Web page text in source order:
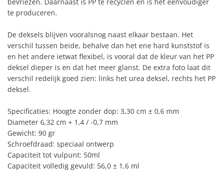
te produceren.
De deksels blijven vooralsnog naast elkaar bestaan. Het
verschil tussen beide, behalve dan het ene hard kunststof is
en het andere ietwat flexibel, is vooral dat de kleur van het PP
deksel dieper is en dat het meer glanst. De extra foto laat dit
verschil redelijk goed zien: links het urea deksel, rechts het PP
deksel.
Specificaties: Hoogte zonder dop: 3,30 cm ± 0,6 mm
Diameter 6,32 cm + 1,4 / -0,7 mm
Gewicht: 90 gr
Schroefdraad: speciaal ontwerp
Capaciteit tot vulpunt: 50ml
Capaciteit volledig gevuld: 56,0 ± 1,6 ml